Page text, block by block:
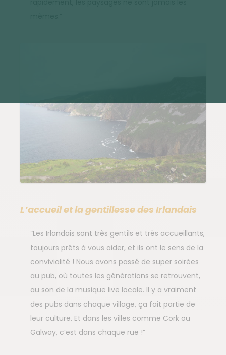
L’accueil et la gentillesse des Irlandais
“Les Irlandais sont très gentils et très accueillants,
toujours prêts à vous aider, et ils ont le sens de la
convivialité ! Nous avons passé de super soirées
au pub, où toutes les générations se retrouvent,
au son de la musique live locale. Il y a vraiment
des pubs dans chaque village, ça fait partie de
leur culture. Et dans les villes comme Cork ou
Galway, c’est dans chaque rue !”